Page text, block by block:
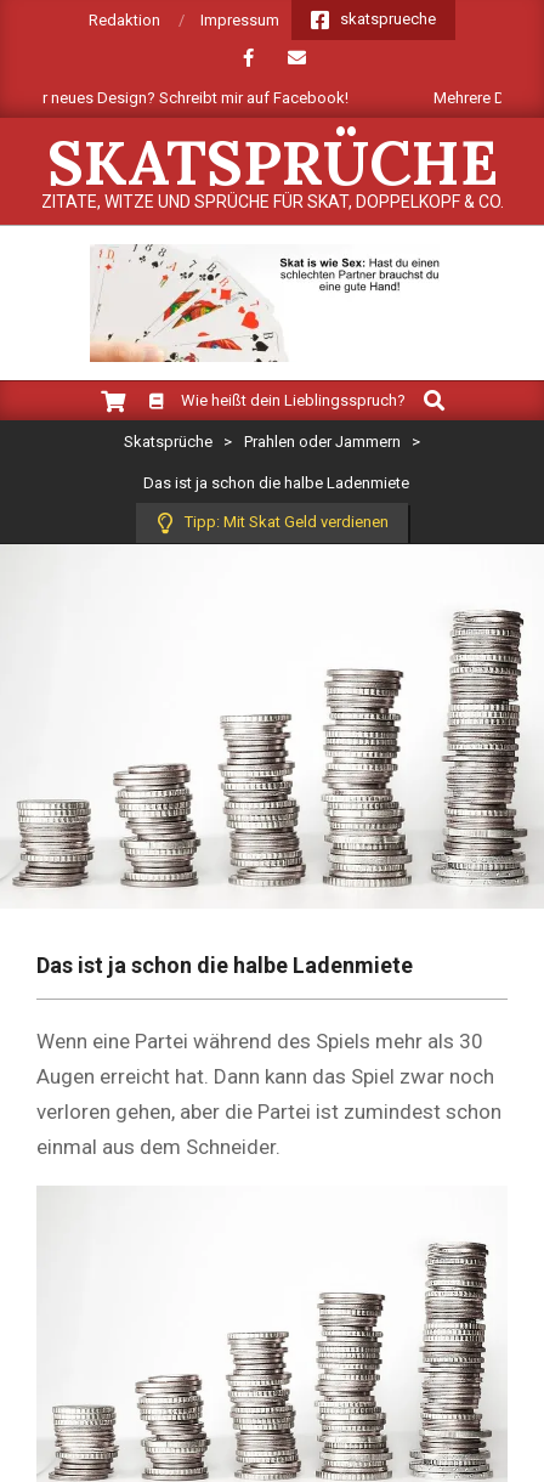
Redaktion Impressum skatsprueche
Design? Schreibt mir auf Facebook! Mehrere Dutzend
SKATSPRÜCHE
ZITATE, WITZE UND SPRÜCHE FÜR SKAT, DOPPELKOPF & CO.
Navigation
Wie heißt dein Lieblingsspruch?
Search
Skatsprüche > Prahlen oder Jammern >
Das ist ja schon die halbe Ladenmiete
Tipp: Mit Skat Geld verdienen
Das ist ja schon die halbe Ladenmiete
Wenn eine Partei während des Spiels mehr als 30
Augen erreicht hat. Dann kann das Spiel zwar noch
verloren gehen, aber die Partei ist zumindest schon
einmal aus dem Schneider.